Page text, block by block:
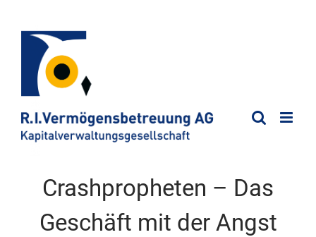
Crashpropheten – Das
Geschäft mit der Angst